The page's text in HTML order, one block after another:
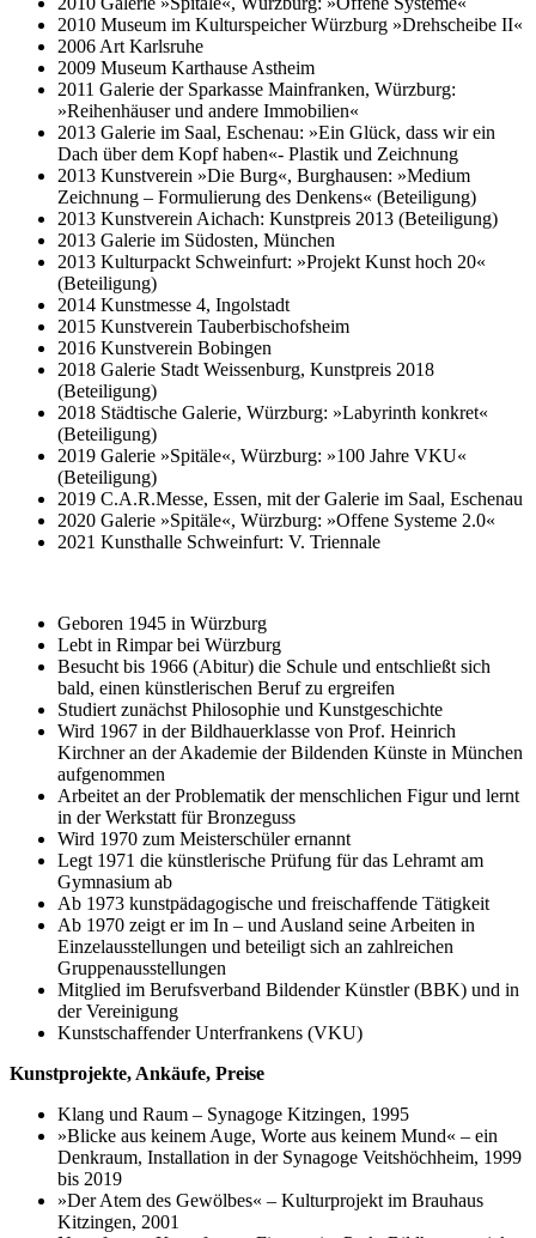
2010 Museum im Kulturspeicher Würzburg »Drehscheibe II«
2006 Art Karlsruhe
2009 Museum Karthause Astheim
2011 Galerie der Sparkasse Mainfranken, Würzburg:
»Reihenhäuser und andere Immobilien«
2013 Galerie im Saal, Eschenau: »Ein Glück, dass wir ein
Dach über dem Kopf haben«- Plastik und Zeichnung
2013 Kunstverein »Die Burg«, Burghausen: »Medium
Zeichnung – Formulierung des Denkens« (Beteiligung)
2013 Kunstverein Aichach: Kunstpreis 2013 (Beteiligung)
2013 Galerie im Südosten, München
2013 Kulturpackt Schweinfurt: »Projekt Kunst hoch 20«
(Beteiligung)
2014 Kunstmesse 4, Ingolstadt
2015 Kunstverein Tauberbischofsheim
2016 Kunstverein Bobingen
2018 Galerie Stadt Weissenburg, Kunstpreis 2018
(Beteiligung)
2018 Städtische Galerie, Würzburg: »Labyrinth konkret«
(Beteiligung)
2019 Galerie »Spitäle«, Würzburg: »100 Jahre VKU«
(Beteiligung)
2019 C.A.R.Messe, Essen, mit der Galerie im Saal, Eschenau
2020 Galerie »Spitäle«, Würzburg: »Offene Systeme 2.0«
2021 Kunsthalle Schweinfurt: V. Triennale
Geboren 1945 in Würzburg
Lebt in Rimpar bei Würzburg
Besucht bis 1966 (Abitur) die Schule und entschließt sich
bald, einen künstlerischen Beruf zu ergreifen
Studiert zunächst Philosophie und Kunstgeschichte
Wird 1967 in der Bildhauerklasse von Prof. Heinrich
Kirchner an der Akademie der Bildenden Künste in München
aufgenommen
Arbeitet an der Problematik der menschlichen Figur und lernt
in der Werkstatt für Bronzeguss
Wird 1970 zum Meisterschüler ernannt
Legt 1971 die künstlerische Prüfung für das Lehramt am
Gymnasium ab
Ab 1973 kunstpädagogische und freischaffende Tätigkeit
Ab 1970 zeigt er im In – und Ausland seine Arbeiten in
Einzelausstellungen und beteiligt sich an zahlreichen
Gruppenausstellungen
Mitglied im Berufsverband Bildender Künstler (BBK) und in
der Vereinigung
Kunstschaffender Unterfrankens (VKU)
Kunstprojekte, Ankäufe, Preise
Klang und Raum – Synagoge Kitzingen, 1995
»Blicke aus keinem Auge, Worte aus keinem Mund« – ein
Denkraum, Installation in der Synagoge Veitshöchheim, 1999
bis 2019
»Der Atem des Gewölbes« – Kulturprojekt im Brauhaus
Kitzingen, 2001